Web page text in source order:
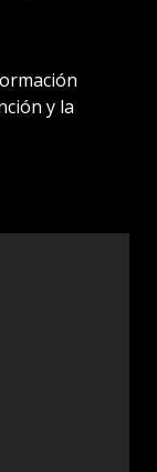
y la